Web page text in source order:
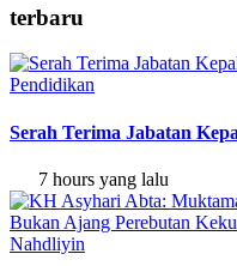
terbaru
Pendidikan
Serah Terima Jabatan
7 hours yang lalu
Nahdliyin